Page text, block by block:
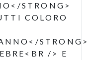
STRONG>
COLORO
/> E